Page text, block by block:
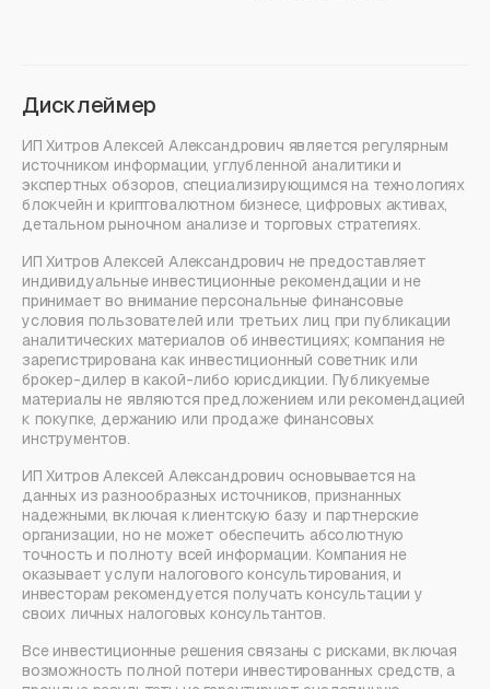
Дисклеймер
ИП Хитров Алексей Александрович является регулярным
источником информации, углубленной аналитики и
экспертных обзоров, специализирующимся на технологиях
блокчейн и криптовалютном бизнесе, цифровых активах,
детальном рыночном анализе и торговых стратегиях.
ИП Хитров Алексей Александрович не предоставляет
индивидуальные инвестиционные рекомендации и не
принимает во внимание персональные финансовые
условия пользователей или третьих лиц при публикации
аналитических материалов об инвестициях; компания не
зарегистрирована как инвестиционный советник или
брокер-дилер в какой-либо юрисдикции. Публикуемые
материалы не являются предложением или рекомендацией
к покупке, держанию или продаже финансовых
инструментов.
ИП Хитров Алексей Александрович основывается на
данных из разнообразных источников, признанных
надежными, включая клиентскую базу и партнерские
организации, но не может обеспечить абсолютную
точность и полноту всей информации. Компания не
оказывает услуги налогового консультирования, и
инвесторам рекомендуется получать консультации у
своих личных налоговых консультантов.
Все инвестиционные решения связаны с рисками, включая
возможность полной потери инвестированных средств, а